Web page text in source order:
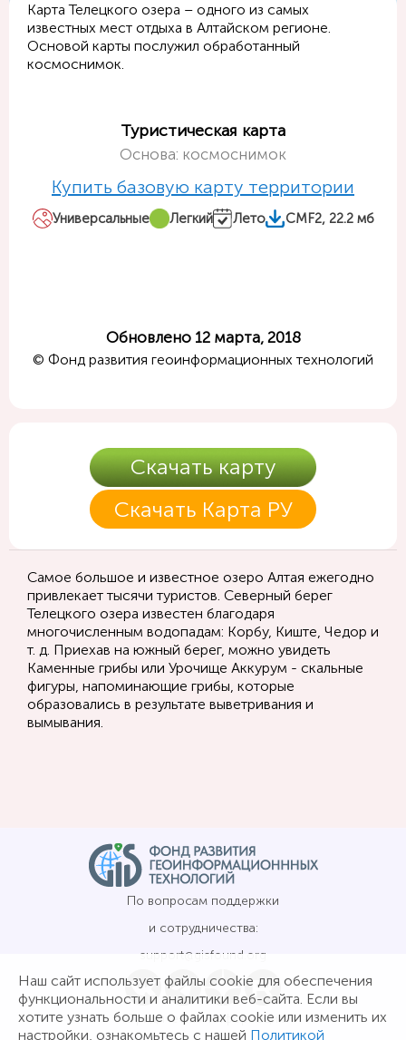
Карта Телецкого озера – одного из самых
известных мест отдыха в Алтайском регионе.
Основой карты послужил обработанный
космоснимок.
Туристическая карта
Основа: космоснимок
Купить базовую карту территории
Универсальные Легкий Лето CMF2, 22.2 мб
Обновлено 12 марта, 2018
© Фонд развития геоинформационных технологий
Скачать карту
Скачать Карта РУ
Самое большое и известное озеро Алтая ежегодно
привлекает тысячи туристов. Северный берег
Телецкого озера известен благодаря
многочисленным водопадам: Корбу, Киште, Чедор и
т. д. Приехав на южный берег, можно увидеть
Каменные грибы или Урочище Аккурум - скальные
фигуры, напоминающие грибы, которые
образовались в результате выветривания и
вымывания.
Наш сайт использует файлы cookie для обеспечения
функциональности и аналитики веб-сайта. Если вы
хотите узнать больше о файлах cookie или изменить их
настройки, ознакомьтесь с нашей Политикой
По вопросам поддержки
и сотрудничества:
support@gisfound.org
Юридическая информация